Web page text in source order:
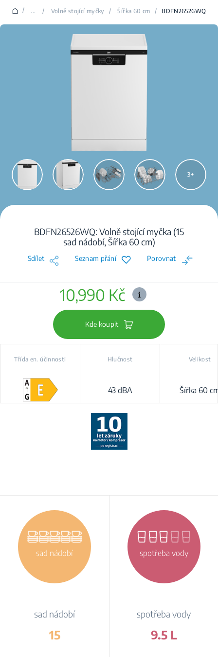
/ ... / Volně stojící myčky / Šířka 60 cm / BDFN26526WQ
3
BDFN26526WQ: Volně stojící myčka (15
sad nádobí, Šířka 60 cm)
Sdílet Seznam přání Porovnat
10,990 Kč
Kde koupit
Třída en. účinnosti Hlučnost
43 dBA
Velikost
Šířka 60
sad nádobí
sad nádobí
15
spotřeba vody
spotřeba vody
9.5 L